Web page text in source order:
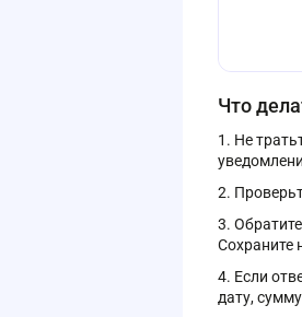
Что
Не
Сохраните
Если
дату,